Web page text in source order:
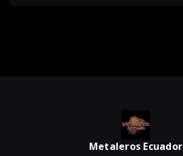
Metaleros Ecuador